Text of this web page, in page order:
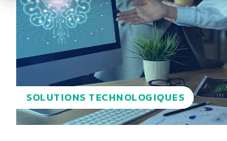
SOLUTIONS TECHNOLOGIQUES